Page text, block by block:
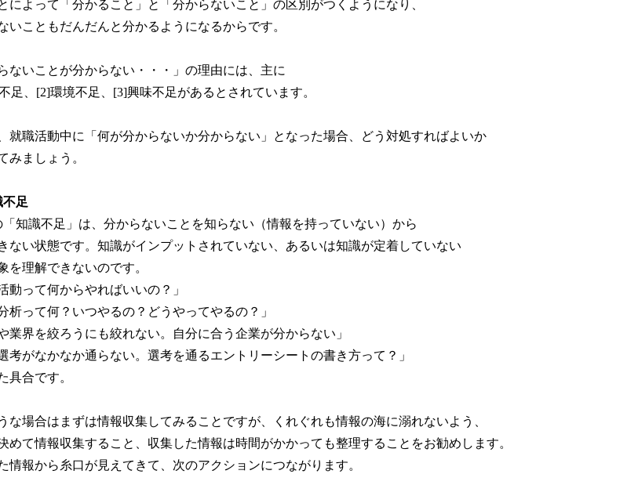
によって「分かること」と「分からないこと」の区別がつくようになり、
いこともだんだんと分かるようになるからです。
らないことが分からない・・・」の理由には、主に
足、[2]環境不足、[3]興味不足があるとされています。
就職活動中に「何が分からないか分からない」となった場合、どう対処すればよいか
みましょう。
不足
「知識不足」は、分からないことを知らない（情報を持っていない）から
ない状態です。知識がインプットされていない、あるいは知識が定着していない
を理解できないのです。
動って何からやればいいの？」
析って何？いつやるの？どうやってやるの？」
業界を絞ろうにも絞れない。自分に合う企業が分からない」
考がなかなか通らない。選考を通るエントリーシートの書き方って？」
具合です。
な場合はまずは情報収集してみることですが、くれぐれも情報の海に溺れないよう、
めて情報収集すること、収集した情報は時間がかかっても整理することをお勧めします。
情報から糸口が見えてきて、次のアクションにつながります。